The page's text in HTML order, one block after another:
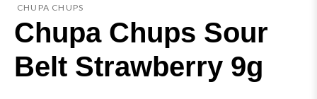
CHUPA CHUPS
Chupa Chups Sour
Belt Strawberry 9g